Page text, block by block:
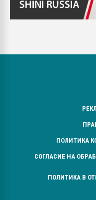
ПОЛИТИКА
СОГЛАСИЕ НА
ПОЛИТИКА В